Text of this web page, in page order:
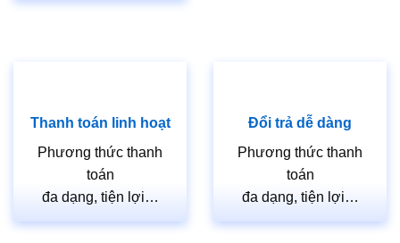
Thanh toán linh hoạt
Phương thức thanh
toán
đa dạng, tiện lợi…
Đổi trả dễ dàng
Phương thức thanh
toán
đa dạng, tiện lợi…